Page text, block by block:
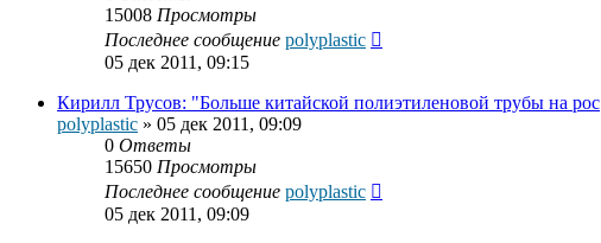
15008 Просмотры
Последнее сообщение polyplastic
05 дек 2011, 09:15
Кирилл Трусов: "Больше китайской полиэтиленовой трубы на рос
polyplastic » 05 дек 2011, 09:09
0 Ответы
15650 Просмотры
Последнее сообщение polyplastic
05 дек 2011, 09:09